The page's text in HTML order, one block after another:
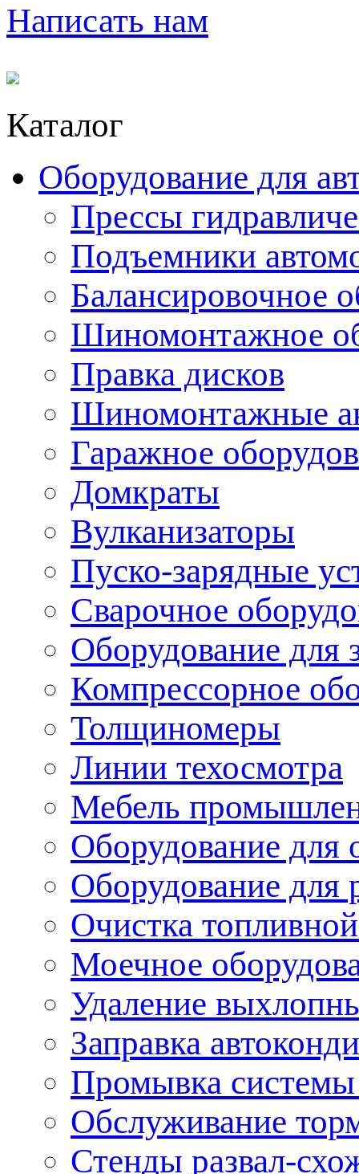
Написать нам
Каталог
Оборудование для
Прессы
Подъемники
Балансировочное
Шиномонтажное
Правка дисков
Шиномонтажные
Гаражное
Домкраты
Вулканизаторы
Пуско-зарядные
Сварочное
Оборудование для
Компрессорное
Толщиномеры
Линии техосмотра
Мебель
Оборудование для
Оборудование для
Очистка
Моечное
Удаление
Заправка
Промывка
Обслуживание
Стенды развал-